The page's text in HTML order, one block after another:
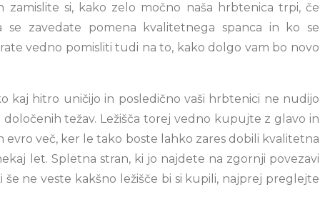
si, kako zelo močno naša hrbtenica trpi, če
se zavedate pomena kvalitetnega spanca in ko se
vedno pomisliti tudi na to, kako dolgo vam bo novo
kaj hitro uničijo in posledično vaši hrbtenici ne nudijo
težav. Ležišča torej vedno kupujte z glavo in
več, ker le tako boste lahko zares dobili kvalitetna
let. Spletna stran, ki jo najdete na zgornji povezavi
ne veste kakšno ležišče bi si kupili, najprej preglejte